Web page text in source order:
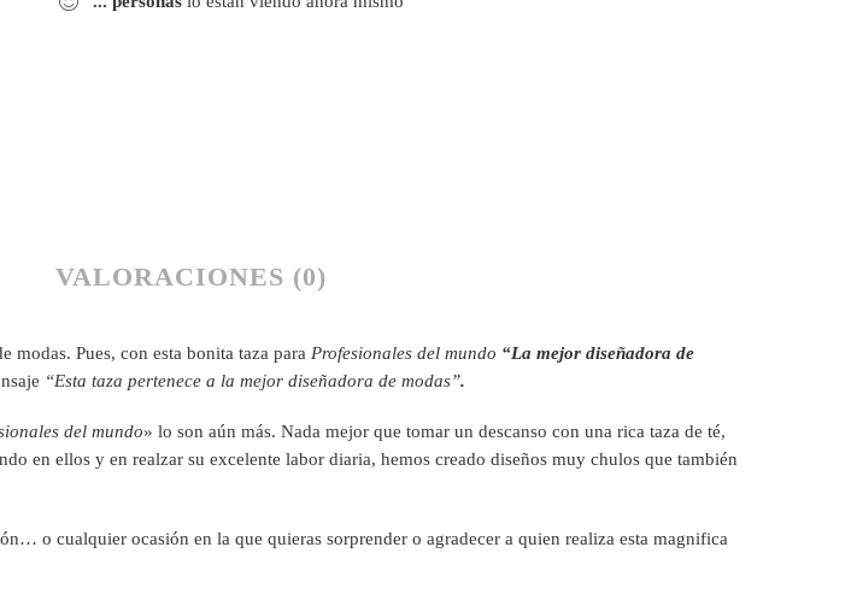
VALORACIONES (0)
modas. Pues, con esta bonita taza para Profesionales del mundo “La mejor diseñadora de
“Esta taza pertenece a la mejor diseñadora de modas”.
del mundo» lo son aún más. Nada mejor que tomar un descanso con una rica taza de té,
en ellos y en realzar su excelente labor diaria, hemos creado diseños muy chulos que también
o cualquier ocasión en la que quieras sorprender o agradecer a quien realiza esta magnifica